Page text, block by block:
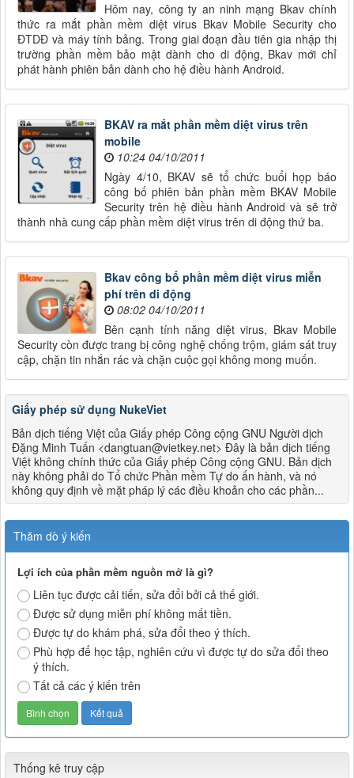
Hôm nay, công ty an ninh mạng Bkav chính
thức ra mắt phần mềm diệt virus Bkav Mobile Security cho
ĐTDĐ và máy tính bảng. Trong giai đoạn đầu tiên gia nhập thị
trường phần mềm bảo mật dành cho di động, Bkav mới chỉ
phát hành phiên bản dành cho hệ điều hành Android.
BKAV ra mắt phần mềm diệt virus trên
mobile
10:24 04/10/2011
Ngày 4/10, BKAV sẽ tổ chức buổi họp báo
công bố phiên bản phần mềm BKAV Mobile
Security trên hệ điều hành Android và sẽ trở
thành nhà cung cấp phần mềm diệt virus trên di động thứ ba.
Bkav công bố phần mềm diệt virus miễn
phí trên di động
08:02 04/10/2011
Bên cạnh tính năng diệt virus, Bkav Mobile
Security còn được trang bị công nghệ chống trộm, giám sát truy
cập, chặn tin nhắn rác và chặn cuộc gọi không mong muốn.
Giấy phép sử dụng NukeViet
Bản dịch tiếng Việt của Giấy phép Công cộng GNU Người dịch
Đặng Minh Tuấn <dangtuan@vietkey.net> Đây là bản dịch tiếng
Việt không chính thức của Giấy phép Công cộng GNU. Bản dịch
này không phải do Tổ chức Phần mềm Tự do ấn hành, và nó
không quy định về mặt pháp lý các điều khoản cho các phần...
Thăm dò ý kiến
Lợi ích của phần mềm nguồn mở là gì?
Liên tục được cải tiến, sửa đổi bởi cả thế giới.
Được sử dụng miễn phí không mất tiền.
Được tự do khám phá, sửa đổi theo ý thích.
Phù hợp để học tập, nghiên cứu vì được tự do sửa đổi theo
ý thích.
Tất cả các ý kiến trên
Thống kê truy cập